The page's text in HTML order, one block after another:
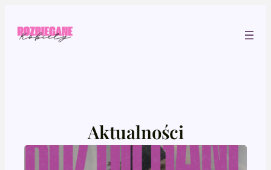
treści
Aktualności